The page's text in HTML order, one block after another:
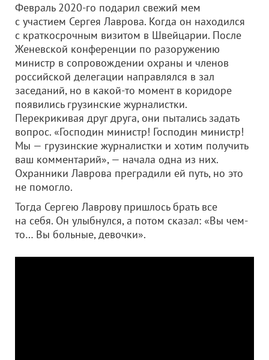
Февраль 2020-го подарил свежий мем
с участием Сергея Лаврова. Когда он находился
с краткосрочным визитом в Швейцарии. После
Женевской конференции по разоружению
министр в сопровождении охраны и членов
российской делегации направлялся в зал
заседаний, но в какой-то момент в коридоре
появились грузинские журналистки.
Перекрикивая друг друга, они пытались задать
вопрос. «Господин министр! Господин министр!
Мы — грузинские журналистки и хотим получить
ваш комментарий», — начала одна из них.
Охранники Лаврова преградили ей путь, но это
не помогло.
Тогда Сергею Лаврову пришлось брать все
на себя. Он улыбнулся, а потом сказал: «Вы чем-
то… Вы больные, девочки».